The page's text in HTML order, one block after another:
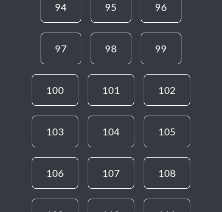
94 95 96
97 98 99
100 101 102
103 104 105
106 107 108